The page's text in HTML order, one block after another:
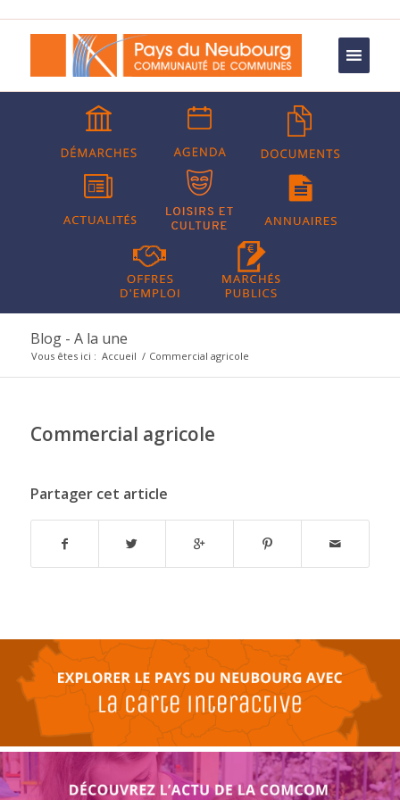
Blog - A la une
Vous êtes ici : Accueil / Commercial agricole
Commercial agricole
Partager cet article